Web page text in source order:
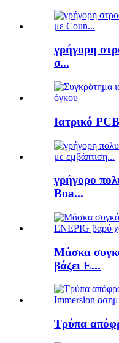
γρήγορη
σ...
Ιατρικό
γρήγορο
Boa...
Μάσκα
βάζει E...
Τρύπα